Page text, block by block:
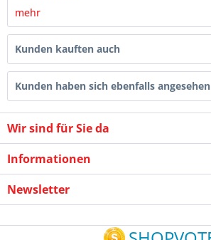
mehr
Kunden kauften auch
Kunden haben sich ebenfalls angesehen
Wir sind für Sie da
Informationen
Newsletter